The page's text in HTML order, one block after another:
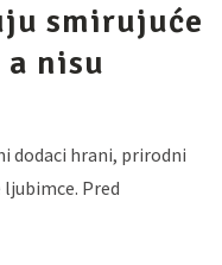
smirujuće
nisu
dodaci hrani, prirodni
Pred